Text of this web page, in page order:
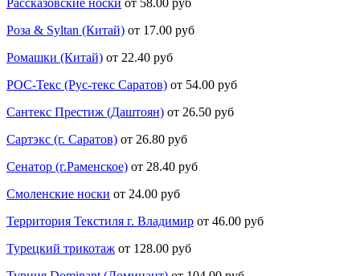
Роза & Syltan (Китай) от 17.00 руб
Ромашки (Китай) от 22.40 руб
РОС-Текс (Рус-текс Саратов) от 54.00 руб
Сантекс Престиж (Даштоян) от 26.50 руб
Сартэкс (г. Саратов) от 26.80 руб
Сенатор (г.Раменское) от 28.40 руб
Смоленские носки от 24.00 руб
Территория Текстиля г. Владимир от 46.00 руб
Турецкий трикотаж от 128.00 руб